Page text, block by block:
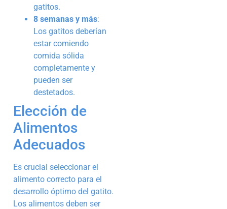
gatitos.
8 semanas y más:
Los gatitos deberían
estar comiendo
comida sólida
completamente y
pueden ser
destetados.
Elección de
Alimentos
Adecuados
Es crucial seleccionar el
alimento correcto para el
desarrollo óptimo del gatito.
Los alimentos deben ser